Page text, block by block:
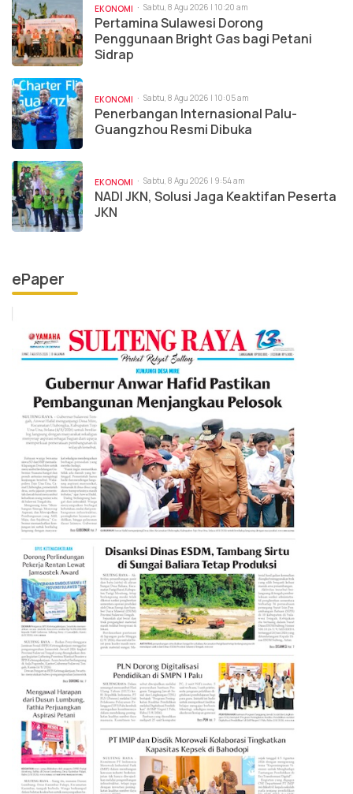
EKONOMI Sabtu, 8 Agu 2026 | 10:20 am
Pertamina Sulawesi Dorong
Penggunaan Bright Gas bagi Petani
Sidrap
EKONOMI Sabtu, 8 Agu 2026 | 10:05 am
Penerbangan Internasional Palu-
Guangzhou Resmi Dibuka
EKONOMI Sabtu, 8 Agu 2026 | 9:54 am
NADI JKN, Solusi Jaga Keaktifan Peserta
JKN
ePaper